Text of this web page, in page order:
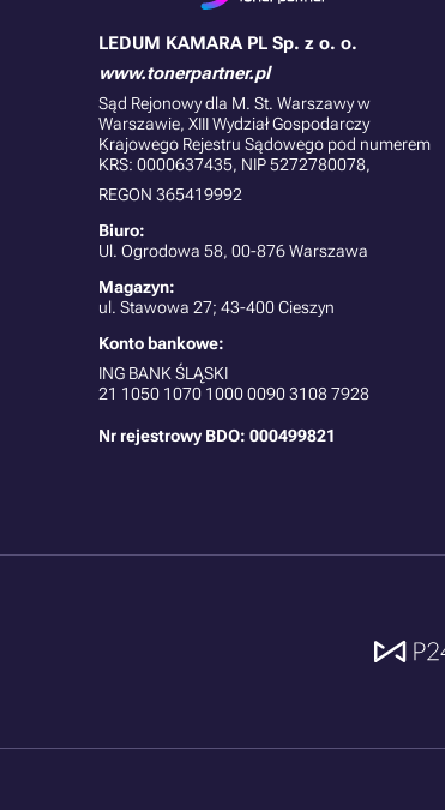
LEDUM KAMARA PL Sp. z o. o.
www.tonerpartner.pl
Sąd Rejonowy dla M. St. Warszawy w
Warszawie, XIII Wydział Gospodarczy
Krajowego Rejestru Sądowego pod numerem
KRS: 0000637435, NIP 5272780078,
REGON 365419992
Biuro:
Ul. Ogrodowa 58, 00-876 Warszawa
Magazyn:
ul. Stawowa 27; 43-400 Cieszyn
Konto bankowe:
ING BANK ŚLĄSKI
21 1050 1070 1000 0090 3108 7928
Nr rejestrowy BDO: 000499821